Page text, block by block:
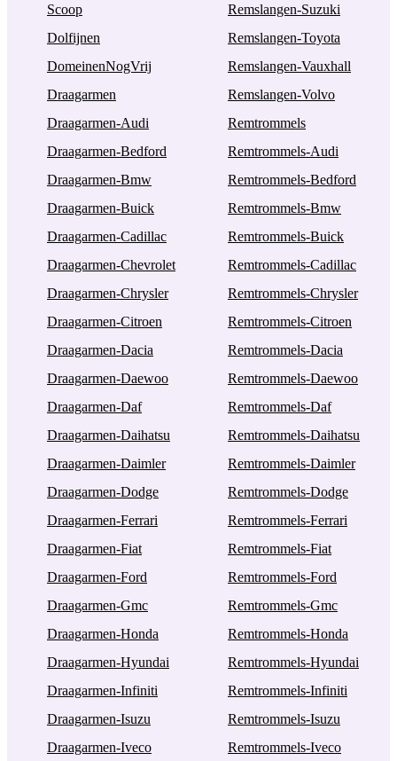
Scoop
Dolfijnen
DomeinenNogVrij
Draagarmen
Draagarmen-Audi
Draagarmen-Bedford
Draagarmen-Bmw
Draagarmen-Buick
Draagarmen-Cadillac
Draagarmen-Chevrolet
Draagarmen-Chrysler
Draagarmen-Citroen
Draagarmen-Dacia
Draagarmen-Daewoo
Draagarmen-Daf
Draagarmen-Daihatsu
Draagarmen-Daimler
Draagarmen-Dodge
Draagarmen-Ferrari
Draagarmen-Fiat
Draagarmen-Ford
Draagarmen-Gmc
Draagarmen-Honda
Draagarmen-Hyundai
Draagarmen-Infiniti
Draagarmen-Isuzu
Draagarmen-Iveco
Remslangen-Suzuki
Remslangen-Toyota
Remslangen-Vauxhall
Remslangen-Volvo
Remtrommels
Remtrommels-Audi
Remtrommels-Bedford
Remtrommels-Bmw
Remtrommels-Buick
Remtrommels-Cadillac
Remtrommels-Chrysler
Remtrommels-Citroen
Remtrommels-Dacia
Remtrommels-Daewoo
Remtrommels-Daf
Remtrommels-Daihatsu
Remtrommels-Daimler
Remtrommels-Dodge
Remtrommels-Ferrari
Remtrommels-Fiat
Remtrommels-Ford
Remtrommels-Gmc
Remtrommels-Honda
Remtrommels-Hyundai
Remtrommels-Infiniti
Remtrommels-Isuzu
Remtrommels-Iveco